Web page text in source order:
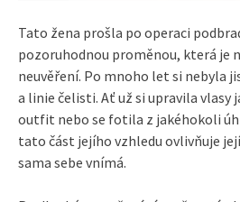
Tato žena prošla po operaci
pozoruhodnou proměnou, která je
neuvěření. Po mnoho let si nebyla
a linie čelisti. Ať už si upravila
outfit nebo se fotila z jakéhokoli
tato část jejího vzhledu ovlivňuje
sama sebe vnímá.